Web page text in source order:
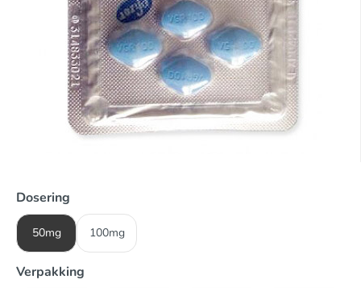
Dosering
50mg 100mg
Verpakking